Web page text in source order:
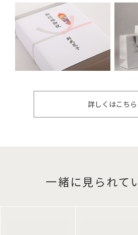
詳しくはこちら
一緒に見られて